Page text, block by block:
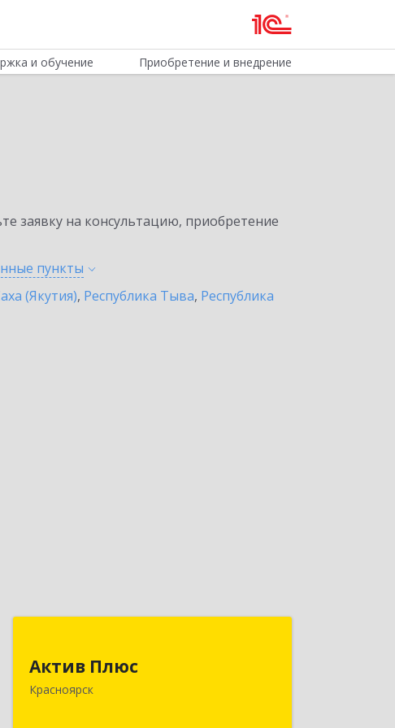
и обучение Приобретение и внедрение
заявку на консультацию, приобретение
пункты
(Якутия), Республика Тыва, Республика
Актив Плюс
Красноярск
Красноярск г, Обороны ул, дом № 3,